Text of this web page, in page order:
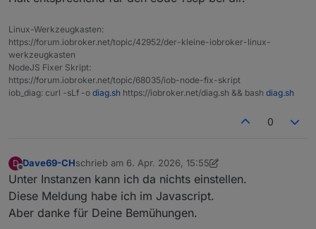
Linux-Werkzeugkasten:
https://forum.iobroker.net/topic/42952/der-kleine-iobroker-linux-
werkzeugkasten
NodeJS Fixer Skript:
https://forum.iobroker.net/topic/68035/iob-node-fix-skript
iob_diag: curl -sLf -o diag.sh https://iobroker.net/diag.sh && bash diag.sh
0
D
Offline
Dave69-CHschrieb am 6. Apr. 2026, 15:55
zuletzt editiert von Dave69-CH4. Juni 2026, 17:55
Unter Instanzen kann ich da nichts einstellen.
Diese Meldung habe ich im Javascript.
Aber danke für Deine Bemühungen.